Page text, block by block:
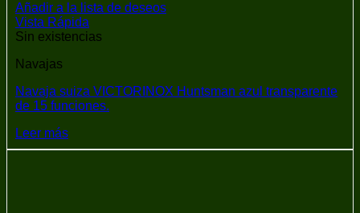
Añadir a la lista de deseos
Vista Rápida
Sin existencias
Navajas
Navaja suiza VICTORINOX Huntsman azul transparente
de 15 funciones.
Leer más